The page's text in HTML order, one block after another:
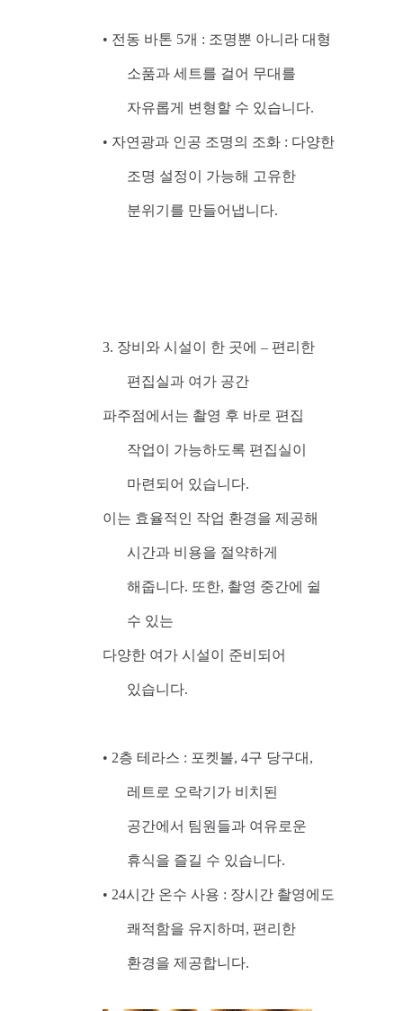
• 전동 바톤 5개 : 조명뿐 아니라 대형
소품과 세트를 걸어 무대를
자유롭게 변형할 수 있습니다.
• 자연광과 인공 조명의 조화 : 다양한
조명 설정이 가능해 고유한
분위기를 만들어냅니다.
3. 장비와 시설이 한 곳에 – 편리한
편집실과 여가 공간
파주점에서는 촬영 후 바로 편집
작업이 가능하도록 편집실이
마련되어 있습니다.
이는 효율적인 작업 환경을 제공해
시간과 비용을 절약하게
해줍니다. 또한, 촬영 중간에 쉴
수 있는
다양한 여가 시설이 준비되어
있습니다.
• 2층 테라스 : 포켓볼, 4구 당구대,
레트로 오락기가 비치된
공간에서 팀원들과 여유로운
휴식을 즐길 수 있습니다.
• 24시간 온수 사용 : 장시간 촬영에도
쾌적함을 유지하며, 편리한
환경을 제공합니다.